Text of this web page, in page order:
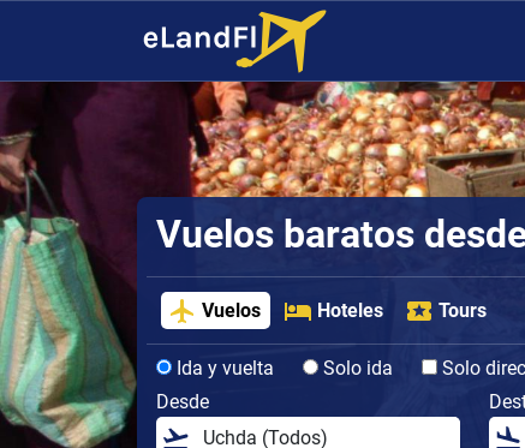
Vuelos baratos
Vuelos Hoteles Tours
Ida y vuelta Solo ida
Solo
Desde